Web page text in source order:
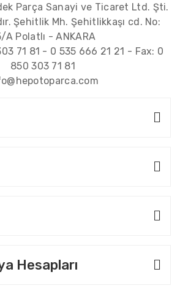
Parça Sanayi ve Ticaret Ltd. Şti.
Şehitlik Mh. Şehitlikkaşı cd. No:
A Polatlı - ANKARA
71 81 - 0 535 666 21 21 - Fax: 0
850 303 71 81
Hesapları